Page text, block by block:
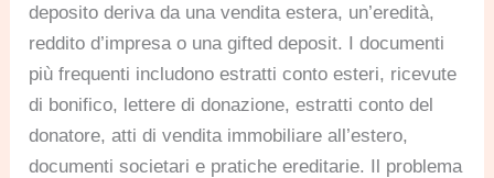
deposito deriva da una vendita estera, un’eredità,
reddito d’impresa o una gifted deposit. I documenti
più frequenti includono estratti conto esteri, ricevute
di bonifico, lettere di donazione, estratti conto del
donatore, atti di vendita immobiliare all’estero,
documenti societari e pratiche ereditarie. Il problema